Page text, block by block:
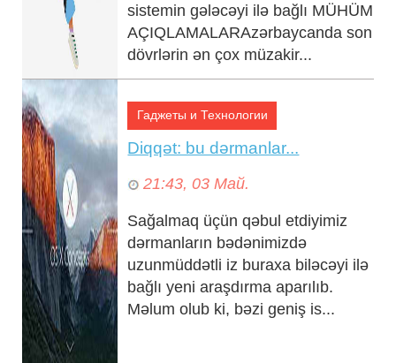
sistemin gələcəyi ilə bağlı MÜHÜM
AÇIQLAMALARAzərbaycanda son
dövrlərin ən çox müzakir...
Гаджеты и Технологии
Diqqət: bu dərmanlar...
21:43, 03 Май.
Sağalmaq üçün qəbul etdiyimiz
dərmanların bədənimizdə
uzunmüddətli iz buraxa biləcəyi ilə
bağlı yeni araşdırma aparılıb.
Məlum olub ki, bəzi geniş is...